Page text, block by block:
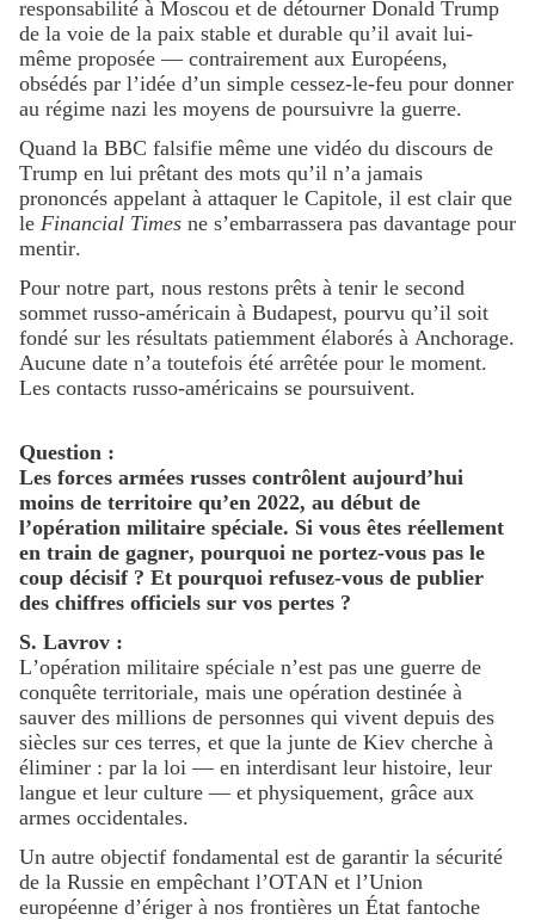
responsabilité à Moscou et de détourner Donald Trump
de la voie de la paix stable et durable qu’il avait lui-
même proposée — contrairement aux Européens,
obsédés par l’idée d’un simple cessez-le-feu pour donner
au régime nazi les moyens de poursuivre la guerre.
Quand la BBC falsifie même une vidéo du discours de
Trump en lui prêtant des mots qu’il n’a jamais
prononcés appelant à attaquer le Capitole, il est clair que
le Financial Times ne s’embarrassera pas davantage pour
mentir.
Pour notre part, nous restons prêts à tenir le second
sommet russo-américain à Budapest, pourvu qu’il soit
fondé sur les résultats patiemment élaborés à Anchorage.
Aucune date n’a toutefois été arrêtée pour le moment.
Les contacts russo-américains se poursuivent.
Question :
Les forces armées russes contrôlent aujourd’hui
moins de territoire qu’en 2022, au début de
l’opération militaire spéciale. Si vous êtes réellement
en train de gagner, pourquoi ne portez-vous pas le
coup décisif ? Et pourquoi refusez-vous de publier
des chiffres officiels sur vos pertes ?
S. Lavrov :
L’opération militaire spéciale n’est pas une guerre de
conquête territoriale, mais une opération destinée à
sauver des millions de personnes qui vivent depuis des
siècles sur ces terres, et que la junte de Kiev cherche à
éliminer : par la loi — en interdisant leur histoire, leur
langue et leur culture — et physiquement, grâce aux
armes occidentales.
Un autre objectif fondamental est de garantir la sécurité
de la Russie en empêchant l’OTAN et l’Union
européenne d’ériger à nos frontières un État fantoche